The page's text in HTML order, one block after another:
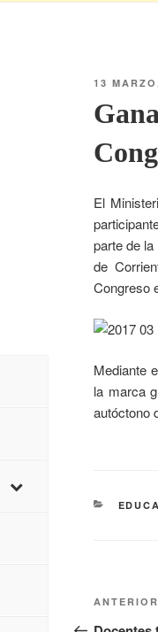
13
El
parte de
de
Congreso
Mediante
la marca
autóctono
ANTERIOR